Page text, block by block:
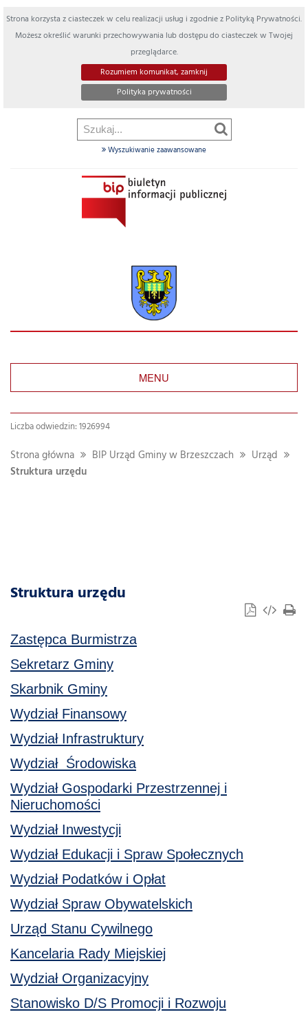
Strona korzysta z ciasteczek w celu realizacji usług i zgodnie z Polityką Prywatności.
Możesz określić warunki przechowywania lub dostępu do ciasteczek w Twojej
przeglądarce.
Rozumiem komunikat, zamknij
Polityka prywatności
Wyszukiwanie zaawansowane
MENU
Liczba odwiedzin: 1926994
Strona główna BIP Urząd Gminy w Brzeszczach
Urząd
Struktura urzędu
Struktura urzędu
Zastępca Burmistrza
Sekretarz Gminy
Skarbnik Gminy
Wydział Finansowy
Wydział Infrastruktury
Wydział Środowiska
Wydział Gospodarki Przestrzennej i
Nieruchomości
Wydział Inwestycji
Wydział Edukacji i Spraw Społecznych
Wydział Podatków i Opłat
Wydział Spraw Obywatelskich
Urząd Stanu Cywilnego
Kancelaria Rady Miejskiej
Wydział Organizacyjny
Stanowisko D/S Promocji i Rozwoju